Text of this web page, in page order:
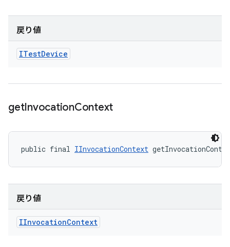
戻り値
ITestDevice
getInvocationContext
public final IInvocationContext
戻り値
IInvocationContext